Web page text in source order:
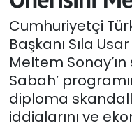
Cumhuriyetçi
Başkanı Sıla
Meltem
Sabah’
diploma
iddialarını ve
Foto Galeri
GEZİ
Güncel
Haber Arşivi